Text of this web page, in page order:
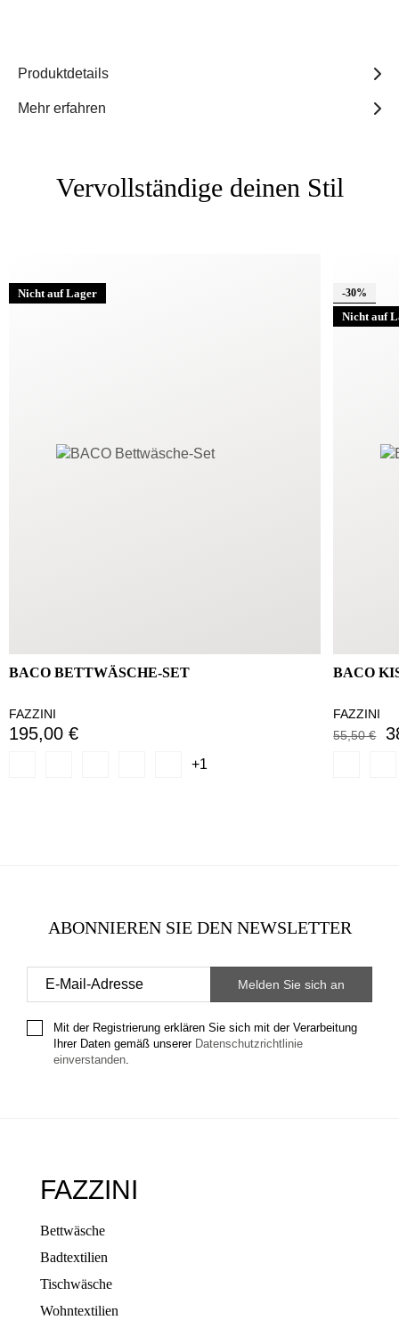
Produktdetails
Mehr erfahren
Vervollständige deinen Stil
Nicht auf Lager
BACO BETTWÄSCHE-SET
FAZZINI
195,00 €
+1
-30%
Nicht auf
BACO
FAZZINI
55,50 €
ABONNIEREN SIE DEN NEWSLETTER
Mit der Registrierung erklären Sie sich mit der Verarbeitung
Ihrer Daten gemäß unserer Datenschutzrichtlinie
einverstanden.
FAZZINI
Bettwäsche
Badtextilien
Tischwäsche
Wohntextilien